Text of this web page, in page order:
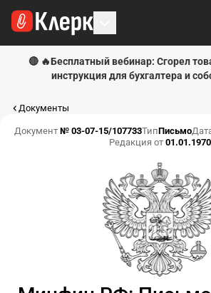
🔴 🔥Бесплатный вебинар: Сгорел
инструкция для бухгалтера и
Документы
Документ № 03-07-15/107733ТипПисьмо
Редакция от 01.01.1970